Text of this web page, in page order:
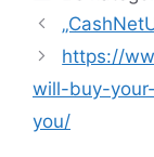
https://
will-buy-
you/